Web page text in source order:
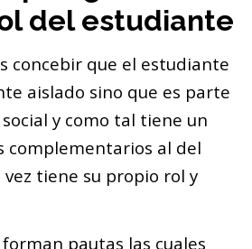
del estudiante
concebir que el estudiante
aislado sino que es parte
y como tal tiene un
complementarios al del
tiene su propio rol y
pautas las cuales